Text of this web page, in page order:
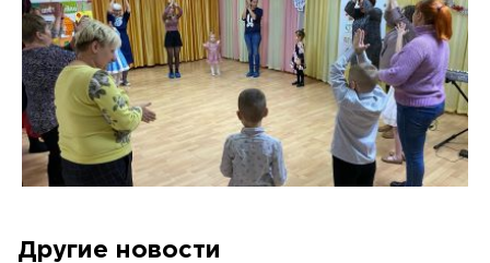
Другие новости